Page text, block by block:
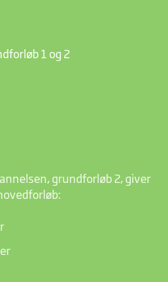
1 og 2
grundforløb 2, giver